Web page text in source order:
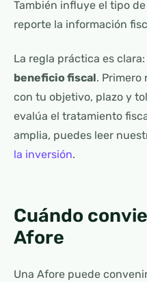
También influye el tipo
reporte la información
La regla práctica es clara:
beneficio fiscal. Primero
con tu objetivo, plazo y
evalúa el tratamiento
amplia, puedes leer
la inversión.
Cuándo
Afore
Una Afore puede